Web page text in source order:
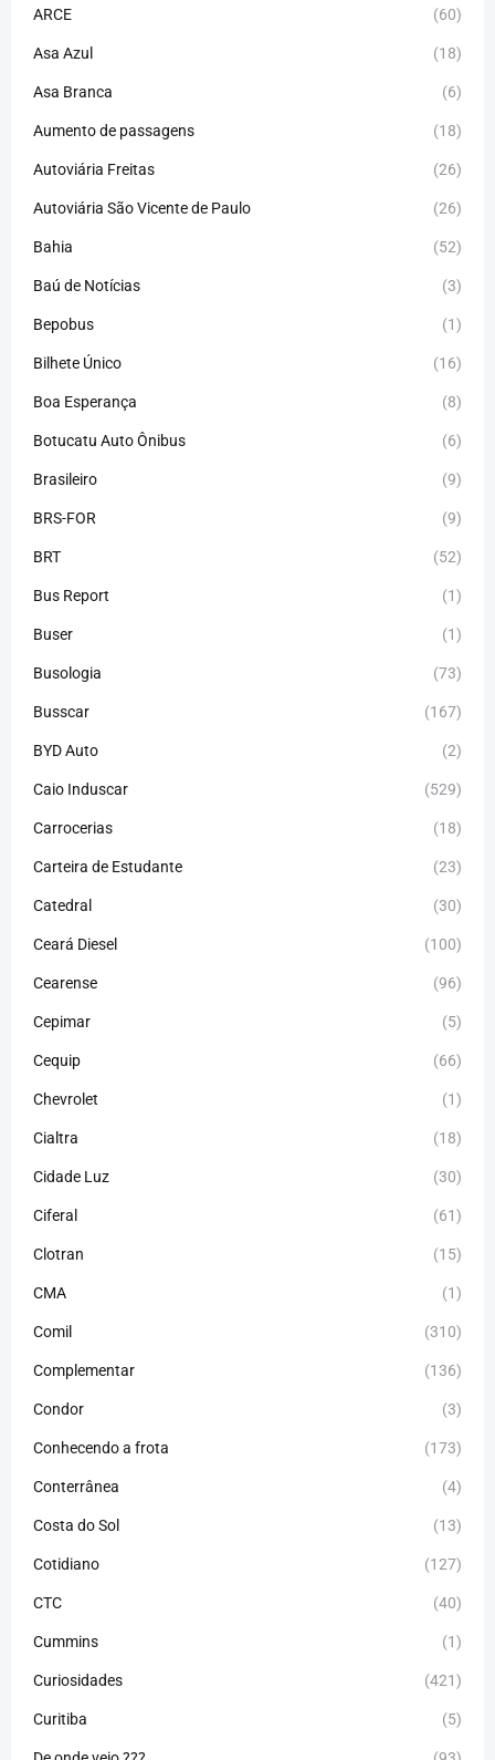
ARCE (60)
Asa Azul (18)
Asa Branca (6)
Aumento de passagens (18)
Autoviária Freitas (26)
Autoviária São Vicente de Paulo (26)
Bahia (52)
Baú de Notícias (3)
Bepobus (1)
Bilhete Único (16)
Boa Esperança (8)
Botucatu Auto Ônibus (6)
Brasileiro (9)
BRS-FOR (9)
BRT (52)
Bus Report (1)
Buser (1)
Busologia (73)
Busscar (167)
BYD Auto (2)
Caio Induscar (529)
Carrocerias (18)
Carteira de Estudante (23)
Catedral (30)
Ceará Diesel (100)
Cearense (96)
Cepimar (5)
Cequip (66)
Chevrolet (1)
Cialtra (18)
Cidade Luz (30)
Ciferal (61)
Clotran (15)
CMA (1)
Comil (310)
Complementar (136)
Condor (3)
Conhecendo a frota (173)
Conterrânea (4)
Costa do Sol (13)
Cotidiano (127)
CTC (40)
Cummins (1)
Curiosidades (421)
Curitiba (5)